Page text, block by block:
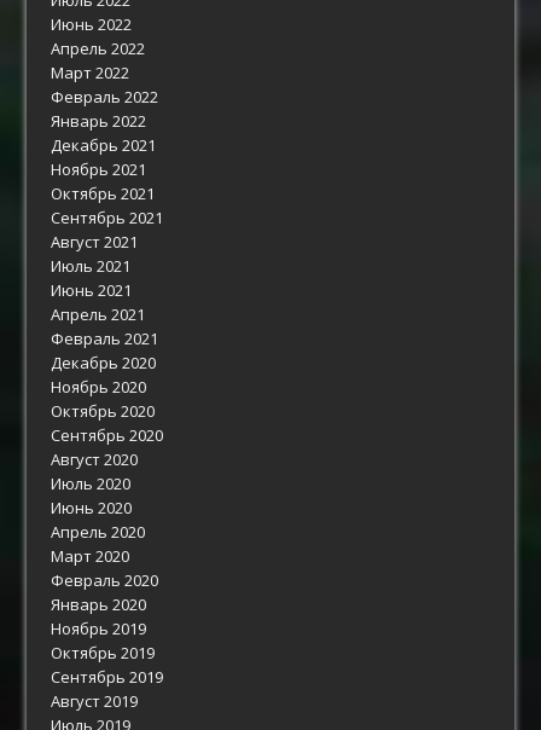
Июнь 2022
Апрель 2022
Март 2022
Февраль 2022
Январь 2022
Декабрь 2021
Ноябрь 2021
Октябрь 2021
Сентябрь 2021
Август 2021
Июль 2021
Июнь 2021
Апрель 2021
Февраль 2021
Декабрь 2020
Ноябрь 2020
Октябрь 2020
Сентябрь 2020
Август 2020
Июль 2020
Июнь 2020
Апрель 2020
Март 2020
Февраль 2020
Январь 2020
Ноябрь 2019
Октябрь 2019
Сентябрь 2019
Август 2019
Июль 2019